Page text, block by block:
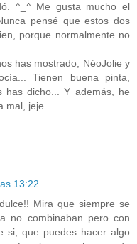
^_^ Me gusta mucho el
pensé que estos dos
porque normalmente no
has mostrado, NéoJolie y
Tienen buena pinta,
dicho... Y además, he
mal, jeje.
13:22
Mira que siempre se
no combinaban pero con
si, que puedes hacer algo